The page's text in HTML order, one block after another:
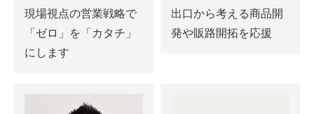
現場視点の営業戦略で
「ゼロ」を「カタチ」
にします
出口から考える商品開
発や販路開拓を応援